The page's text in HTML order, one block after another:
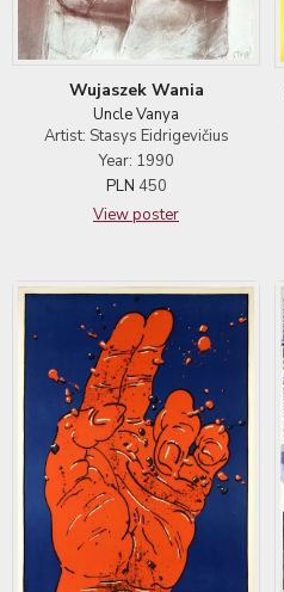
Wujaszek Wania
Uncle Vanya
Artist: Stasys Eidrigevičius
Year: 1990
PLN 450
View poster